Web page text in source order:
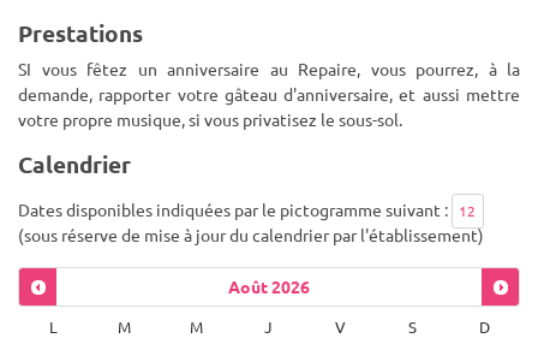
Prestations
SI vous fêtez un anniversaire au Repaire, vous pourrez, à la
demande, rapporter votre gâteau d'anniversaire, et aussi mettre
votre propre musique, si vous privatisez le sous-sol.
Calendrier
Dates disponibles indiquées par le pictogramme suivant : 12
(sous réserve de mise à jour du calendrier par l'établissement)
Août2026
L M M J V S D